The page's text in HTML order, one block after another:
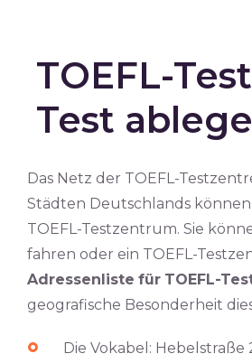
TOEFL-
Test
Das Netz der TOEFL-
Städten Deutschlands können
TOEFL-Testzentrum. Sie
fahren oder ein TOEFL-
Adressenliste für TOEFL-
geografische Besonderheit
Die Vokabel: Hebelstraße